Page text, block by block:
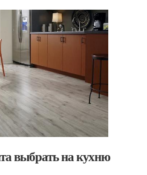
выбрать на кухню